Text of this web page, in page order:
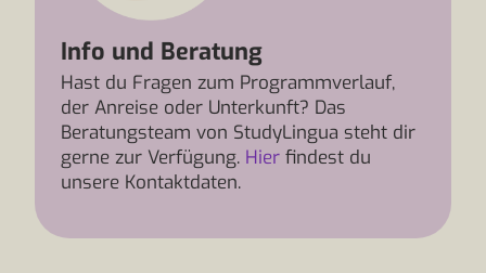
Info und Beratung
Hast du Fragen zum Programmverlauf,
der Anreise oder Unterkunft? Das
Beratungsteam von StudyLingua steht dir
gerne zur Verfügung. Hier findest du
unsere Kontaktdaten.